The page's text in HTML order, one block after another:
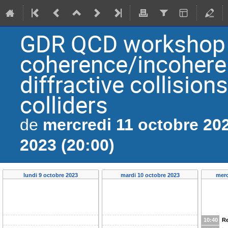
GDR QCD
coherence/
diffractive
colliders
de mercredi 11 octobre
2023 (20:00)
lundi 9 octobre 2023 mardi 10 octobre 2023
10:40